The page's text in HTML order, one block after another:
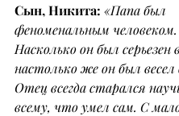
Сын, Никита: «Папа был
феноменальным человеком.
Насколько он был серьезен
настолько же он был весел
Отец всегда старался
всему, что умел сам. С